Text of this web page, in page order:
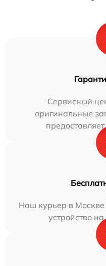
Сервисный
оригинальные
Наш курьер в Москве
устройство